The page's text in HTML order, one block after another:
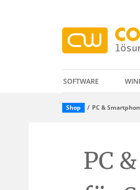
SOFTWARE
Shop PC &